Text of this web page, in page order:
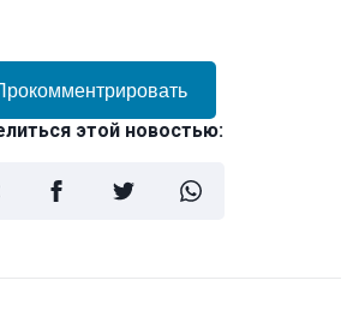
этой новостью: